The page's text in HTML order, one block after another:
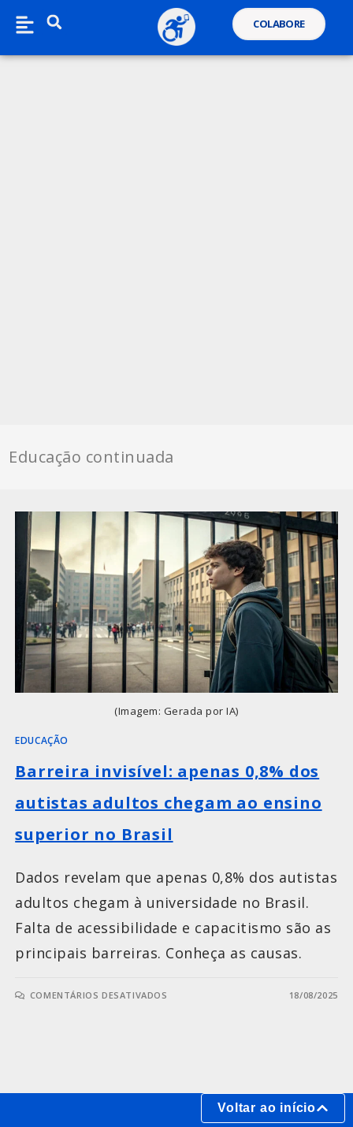
COLABORE
Educação continuada
(Imagem: Gerada por IA)
EDUCAÇÃO
Barreira invisível: apenas 0,8% dos
autistas adultos chegam ao ensino
superior no Brasil
Dados revelam que apenas 0,8% dos autistas
adultos chegam à universidade no Brasil.
Falta de acessibilidade e capacitismo são as
principais barreiras. Conheça as causas.
COMENTÁRIOS DESATIVADOS 18/08/2025
Voltar ao início